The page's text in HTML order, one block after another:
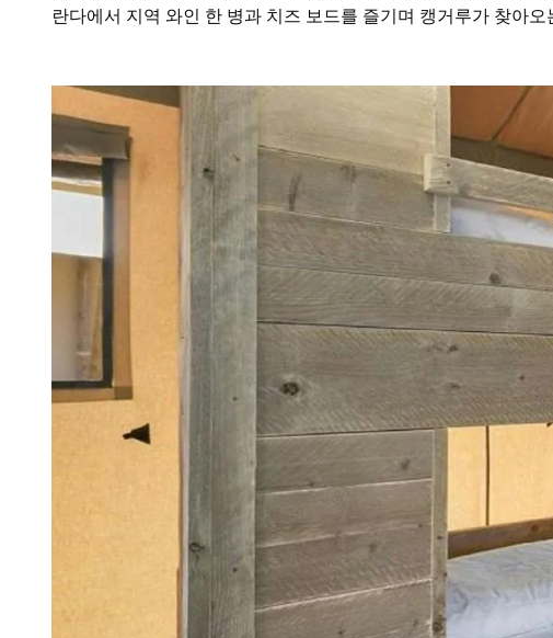
란다에서 지역 와인 한 병과 치즈 보드를 즐기며 캥거루가 찾아